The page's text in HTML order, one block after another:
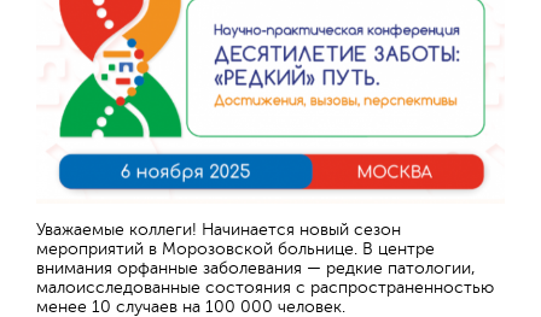
Уважаемые коллеги! Начинается новый сезон
мероприятий в Морозовской больнице. В центре
внимания орфанные заболевания — редкие патологии,
малоисследованные состояния с распространенностью
менее 10 случаев на 100 000 человек.